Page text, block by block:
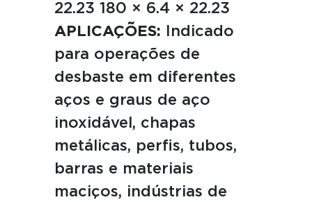
22.23 180 × 6.4 × 22.23
APLICAÇÕES:
Indicado
para operações de
desbaste em diferentes
aços e graus de aço
inoxidável, chapas
metálicas, perfis, tubos,
barras e materiais
maciços, indústrias de